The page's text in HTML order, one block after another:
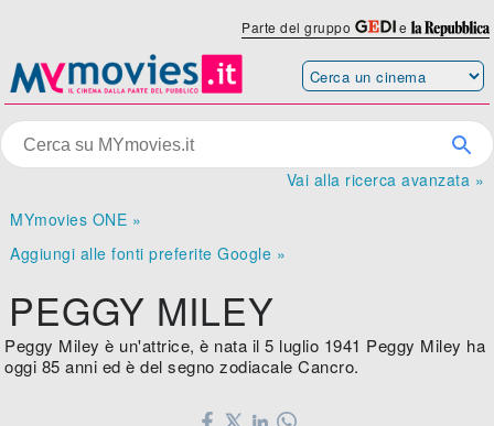
Parte del gruppo e
Vai alla ricerca avanzata »
MYmovies ONE »
Aggiungi alle fonti preferite Google »
PEGGY MILEY
Peggy Miley è un'attrice, è nata il 5 luglio 1941 Peggy Miley ha
oggi 85 anni ed è del segno zodiacale Cancro.